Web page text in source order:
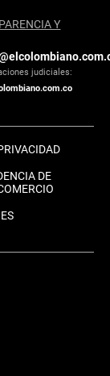
Y
judiciales:
DE